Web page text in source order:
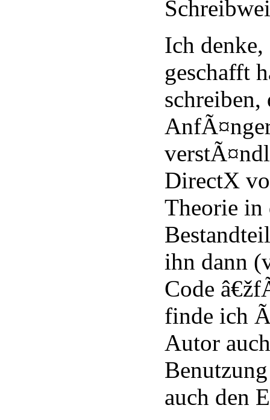
Ich denke,
geschafft
schreiben,
DirectX
Theorie in
ihn dann
Code
finde ich
Autor
auch den